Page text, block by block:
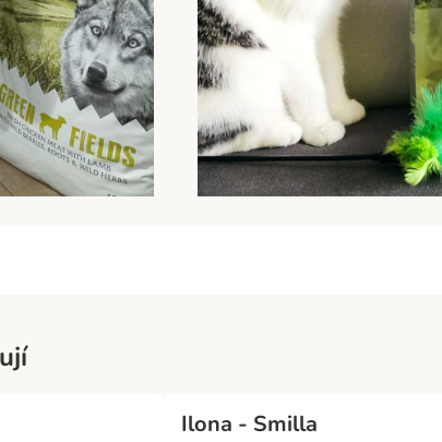
Ilona - Smilla